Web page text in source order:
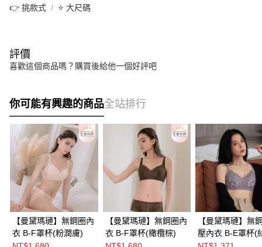
👉 挑款式 ⭐ 大尺碼
評價
喜歡這個商品嗎？購買後給他一個好評吧
你可能有興趣的商品全站排行
【曼黛瑪璉】無鋼圈內
衣 B-F罩杯(粉潤膚)
【曼黛瑪璉】無鋼圈內
衣 B-F罩杯(橄欖棕)
【曼黛瑪璉】無
壓內衣 B-E罩杯(